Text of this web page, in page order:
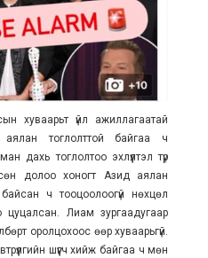
хуваарьт үйл ажиллагаатай
тоглолттой байгаа ч
дахь тоглолтоо эхлүүлтэл түр
долоо хоногт Азид аялан
ч тооцоолоогүй нөхцөл
цуцалсан. Лиам зургаадугаар
оролцохоос өөр хуваарьгүй.
шүүгч хийж байгаа ч мөн